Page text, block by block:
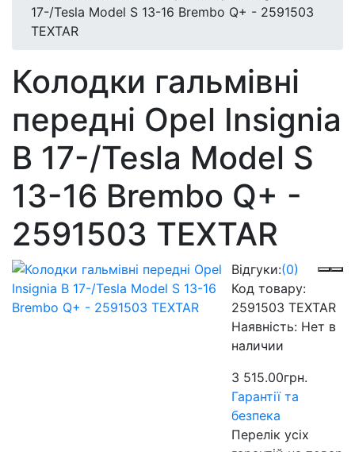
17-/Tesla Model S 13-16 Brembo Q+ - 2591503
TEXTAR
Колодки гальмівні
передні Opel Insignia
B 17-/Tesla Model S
13-16 Brembo Q+ -
2591503 TEXTAR
Відгуки:(0)
Код товару:
2591503 TEXTAR
Наявність: Нет в
наличии
3 515.00грн.
Гарантії та
безпека
Перелік усіх